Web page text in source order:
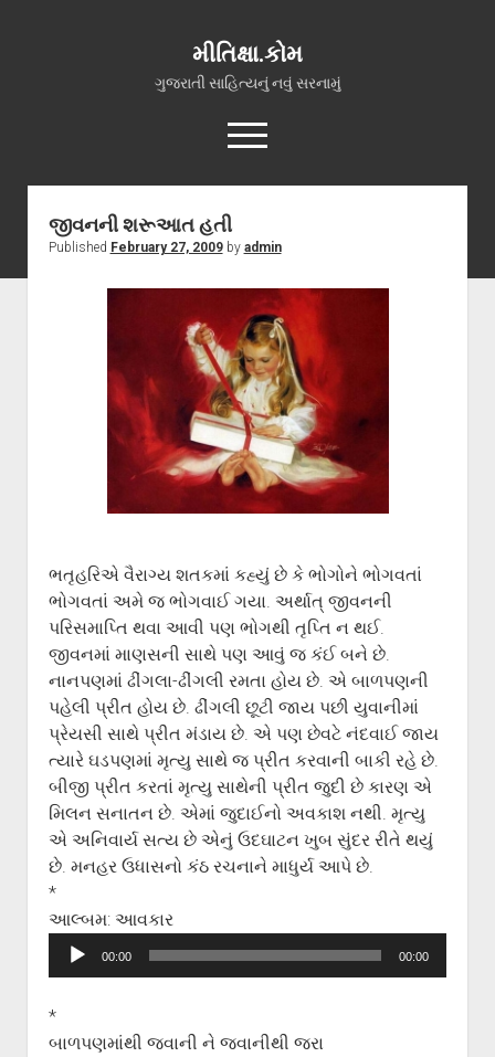
મીતિક્ષા.કોમ
ગુજરાતી સાહિત્યનું નવું સરનામું
open
menu
facebookyoutubehello@mitixa.com
સ્વાગત
મારા વિશે
ચાતક (સ્વરચિત)
ગુજરાતી ગઝલો
ગીત, પ્રાર્થના અને ભજન
અન્ય રચનાઓ
વધુ માહિતી
open
dropdown
ગુજરાતી સાહિત્ય-જગત
સર્જકોને સલામ
આપની રચનાઓ
Privacy Policy
જીવનની શરૂઆત હતી
Published February 27, 2009by admin
ભતૃહરિએ વૈરાગ્ય શતકમાં કહ્યું છે કે ભોગોને ભોગવતાં
ભોગવતાં અમે જ ભોગવાઈ ગયા. અર્થાત્ જીવનની
પરિસમાપ્તિ થવા આવી પણ ભોગથી તૃપ્તિ ન થઈ.
જીવનમાં માણસની સાથે પણ આવું જ કંઈ બને છે.
નાનપણમાં ઢીંગલા-ઢીંગલી રમતા હોય છે. એ બાળપણની
પહેલી પ્રીત હોય છે. ઢીંગલી છૂટી જાય પછી યુવાનીમાં
પ્રેયસી સાથે પ્રીત મંડાય છે. એ પણ છેવટે નંદવાઈ જાય
ત્યારે ઘડપણમાં મૃત્યુ સાથે જ પ્રીત કરવાની બાકી રહે છે.
બીજી પ્રીત કરતાં મૃત્યુ સાથેની પ્રીત જુદી છે કારણ એ
મિલન સનાતન છે. એમાં જુદાઈનો અવકાશ નથી. મૃત્યુ
એ અનિવાર્ય સત્ય છે એનું ઉદઘાટન ખુબ સુંદર રીતે થયું
છે. મનહર ઉધાસનો કંઠ રચનાને માધુર્ય આપે છે.
*
આલ્બમ: આવકાર
Audio
00:00 00:00
*
બાળપણમાંથી જવાની ને જવાનીથી જરા